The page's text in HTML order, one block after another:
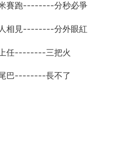
賽跑--------分秒必爭
相見--------分外眼紅
任--------三把火
巴--------長不了